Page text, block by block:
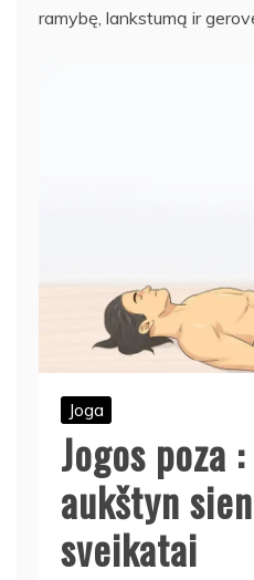
ramybę, lankstumą ir
Joga
Jogos poza
aukštyn
sveikatai